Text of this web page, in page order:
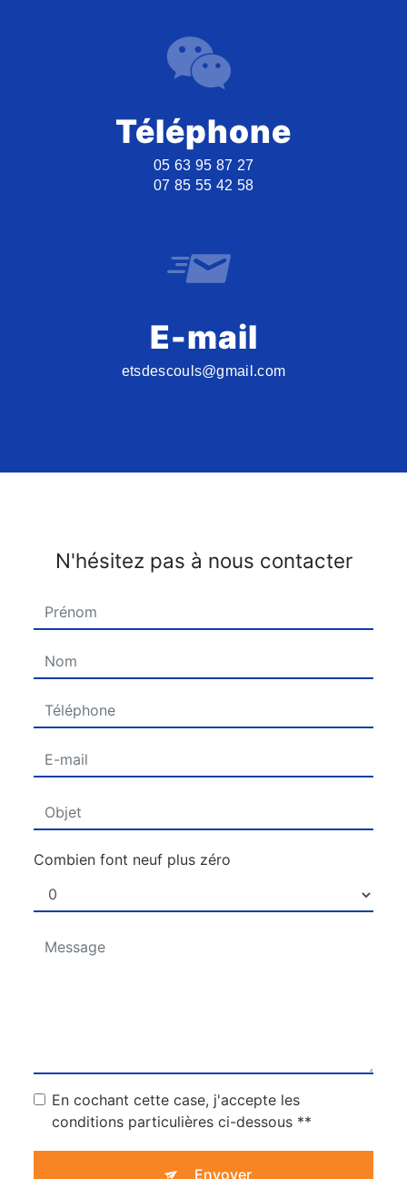
Téléphone
05 63 95 87 27
07 85 55 42 58
E-mail
etsdescouls@gmail.com
N'hésitez pas à nous contacter
Combien font neuf plus zéro
En cochant cette case, j'accepte les
conditions particulières ci-dessous **
Envoyer